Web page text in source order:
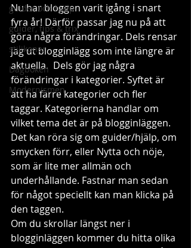
guider och hjälp
guider, tips & trix
stilikoner
Dagboken
Modernismen
Nu har bloggen varit igång i snart
fyra år! Därför passar jag nu på att
göra några förändringar. Dels rensar
jag ut blogginlägg som inte längre är
aktuella.  Dels gör jag några
förändringar i kategorier. Syftet är
att ha färre kategorier och fler
taggar. Kategorierna handlar om
vilket tema det är på blogginläggen.
Det kan röra sig om guider/hjälp, om
smycken förr, eller Nytta och nöje,
som är lite mer allmän och
underhållande. Fastnar man sedan
för något speciellt kan man klicka på
den taggen.
Om du skrollar längst ner i
blogginläggen kommer du hitta olika